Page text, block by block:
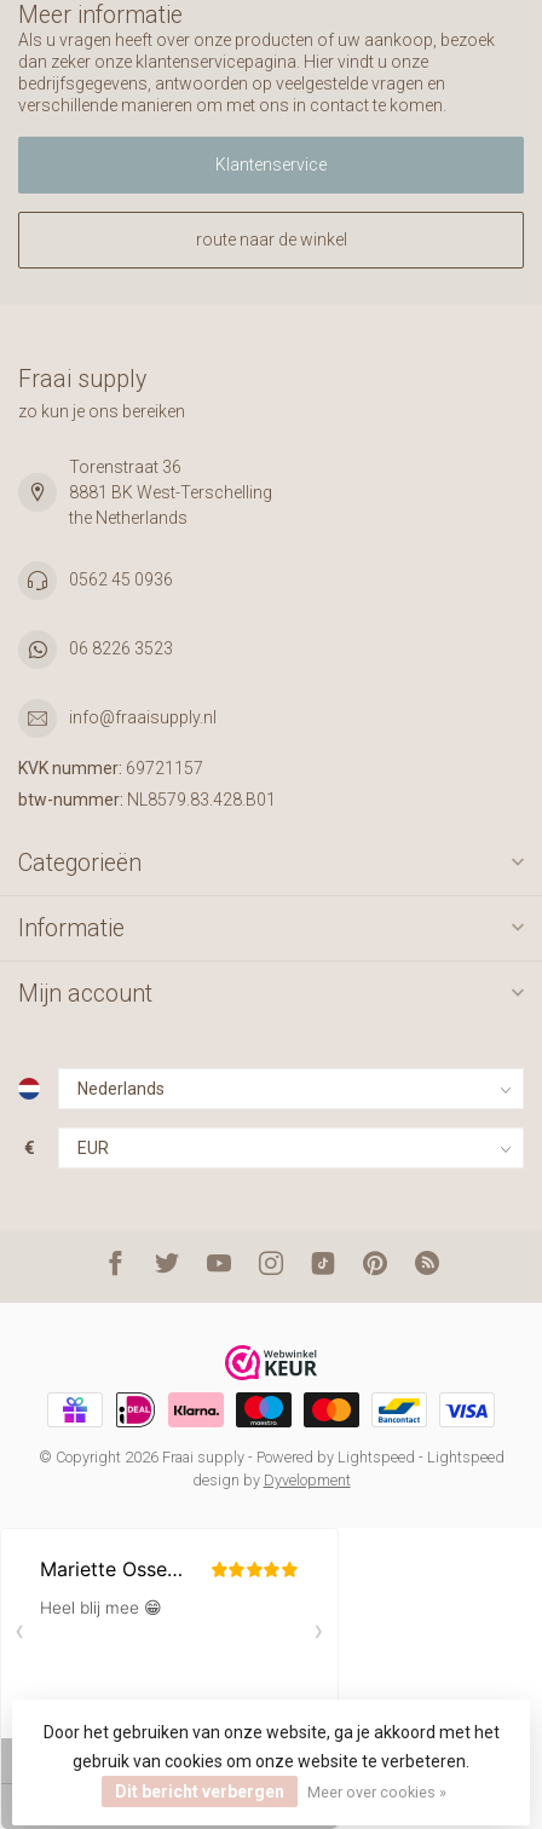
Meer informatie
Als u vragen heeft over onze producten of uw aankoop, bezoek
dan zeker onze klantenservicepagina. Hier vindt u onze
bedrijfsgegevens, antwoorden op veelgestelde vragen en
verschillende manieren om met ons in contact te komen.
Klantenservice
route naar de winkel
Fraai supply
zo kun je ons bereiken
Torenstraat 36
8881 BK West-Terschelling
the Netherlands
0562 45 0936
06 8226 3523
info@fraaisupply.nl
KVK nummer: 69721157
btw-nummer: NL8579.83.428.B01
Categorieën
Informatie
Mijn account
€
© Copyright 2026 Fraai supply- Powered by Lightspeed - Lightspeed
design by Dyvelopment
Door het gebruiken van onze website, ga je akkoord met het
gebruik van cookies om onze website te verbeteren.
Dit bericht verbergen
Meer over cookies »